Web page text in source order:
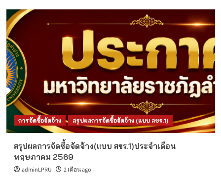
การจัดซื้อจัดจ้าง สรุปผลการจัดซื้อจัดจ้าง (แบบ สขร.1)
สรุปผลการจัดซื้อจัดจ้าง(แบบ สขร.1)ประจำเดือน
พฤษภาคม 2569
adminLPRU 2 เดือน ago